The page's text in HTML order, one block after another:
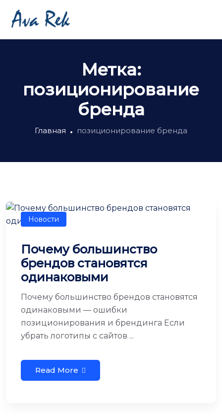
Метка:
позиционирование
бренда
Главная позиционирование бренда
Новости
Почему большинство
брендов становятся
одинаковыми
Почему большинство брендов становятся
одинаковыми — ошибки
позиционирования и брендинга Если
убрать логотипы с сайтов ...
Read More